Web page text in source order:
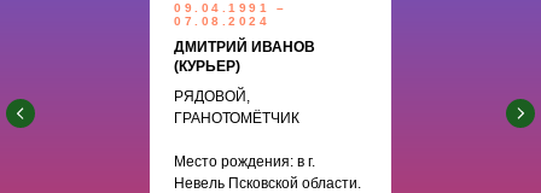
09.04.1991 –
07.08.2024
ДМИТРИЙ ИВАНОВ
(КУРЬЕР)
РЯДОВОЙ,
ГРАНОТОМЁТЧИК
Место рождения: в г.
Невель Псковской области.